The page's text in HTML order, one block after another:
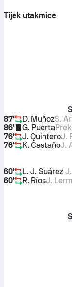
Tijek utakmice
87'
D. MuñozS.
86'
G. Puerta
76'
J. QuinteroJ.
76'
K. CastañoJ.
60'
L. J. Suárez
60'
R. RíosJ.